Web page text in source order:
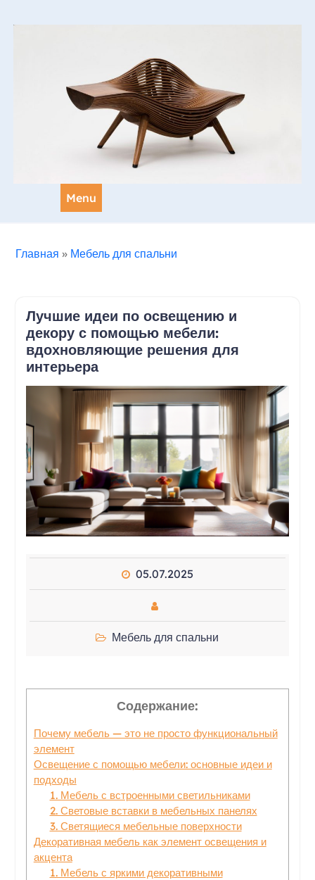
Menu
Главная » Мебель для спальни
Лучшие идеи по освещению и
декору с помощью мебели:
вдохновляющие решения для
интерьера
05.07.2025
Мебель для спальни
Содержание:
Почему мебель — это не просто функциональный
элемент
Освещение с помощью мебели: основные идеи и
подходы
1. Мебель с встроенными светильниками
2. Световые вставки в мебельных панелях
3. Светящиеся мебельные поверхности
Декоративная мебель как элемент освещения и
акцента
1. Мебель с яркими декоративными